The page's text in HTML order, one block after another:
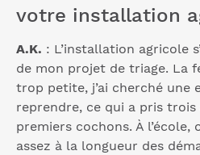
votre installation
A.K. : L’installation agricole
de mon projet de triage. La
trop petite, j’ai cherché une
reprendre, ce qui a pris trois
premiers cochons. À
assez à la longueur des